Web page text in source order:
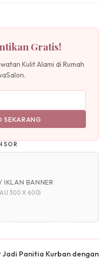
Gratis!
Kulit Alami di Rumah
SEKARANG
IKLAN BANNER
300 X 600)
Jadi Panitia Kurban dengan